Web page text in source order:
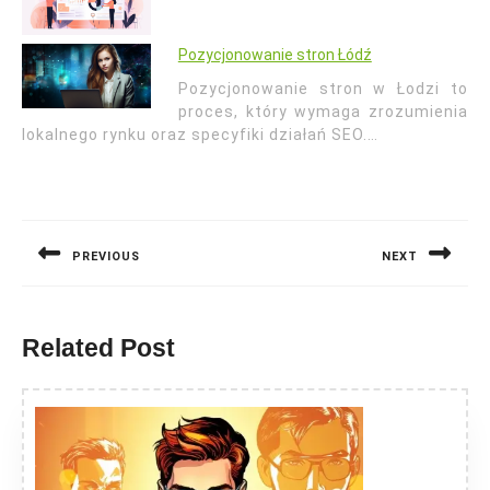
Pozycjonowanie stron Łódź
Pozycjonowanie stron w Łodzi to
proces, który wymaga zrozumienia
lokalnego rynku oraz specyfiki działań SEO.…
PREVIOUS NEXT
Related Post